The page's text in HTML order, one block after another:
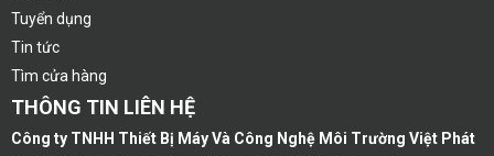
Tuyển dụng
Tin tức
Tìm cửa hàng
THÔNG TIN LIÊN HỆ
Công ty TNHH Thiết Bị Máy Và Công Nghệ Môi Trường Việt Phát